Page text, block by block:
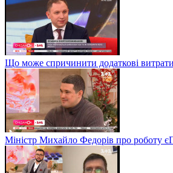
Що може спричинити додаткові
Міністр Михайло Федорів про роботу